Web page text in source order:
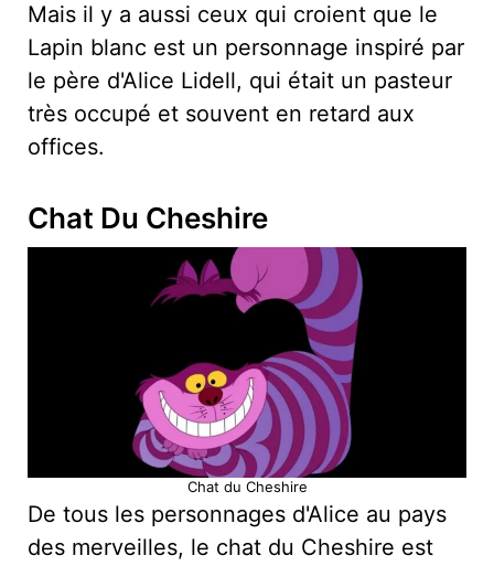
Mais il y a aussi ceux qui croient que le
Lapin blanc est un personnage inspiré par
le père d'Alice Lidell, qui était un pasteur
très occupé et souvent en retard aux
offices.
Chat Du Cheshire
Chat du Cheshire
De tous les personnages d'Alice au pays
des merveilles, le chat du Cheshire est